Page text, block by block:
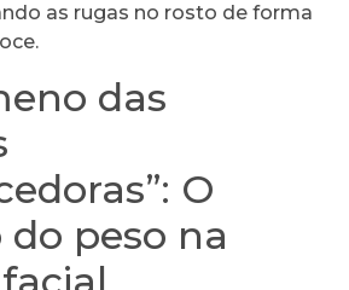
as rugas no rosto de forma
das
O
peso na